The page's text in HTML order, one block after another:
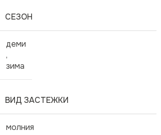
СЕЗОН
деми
,
зима
ВИД ЗАСТЕЖКИ
молния